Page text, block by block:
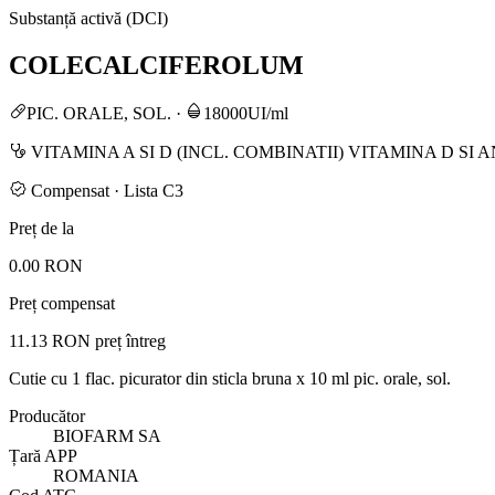
Substanță activă (DCI)
COLECALCIFEROLUM
PIC. ORALE, SOL. · 18000UI/ml
VITAMINA A SI D (INCL. COMBINATII) VITAMINA D SI
Compensat · Lista C3
Preț de la
0.00 RON
Preț compensat
11.13 RON preț întreg
Cutie cu 1 flac. picurator din sticla bruna x 10 ml pic. orale, sol.
Producător
BIOFARM SA
Țară APP
ROMANIA